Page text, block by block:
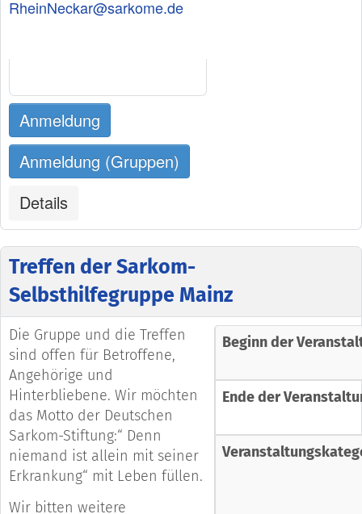
RheinNeckar@sarkome.de
Anmeldung
Anmeldung (Gruppen)
Details
Treffen der Sarkom-
Selbsthilfegruppe Mainz
Die Gruppe und die Treffen
sind offen für Betroffene,
Angehörige und
Hinterbliebene. Wir möchten
das Motto der Deutschen
Sarkom-Stiftung:“ Denn
niemand ist allein mit seiner
Erkrankung“ mit Leben füllen.
Wir bitten weitere
Beginn der
Ende der